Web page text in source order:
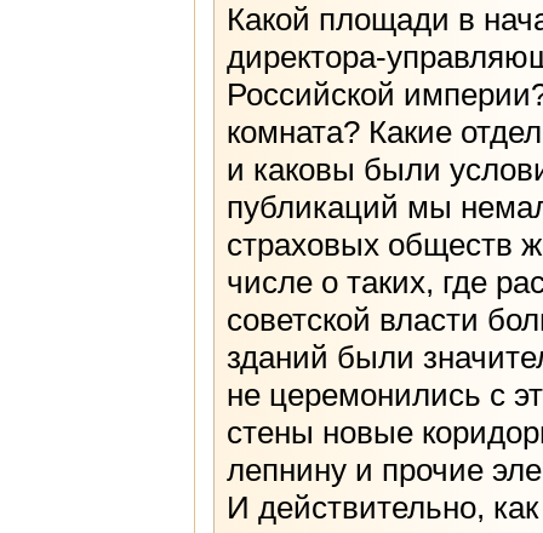
Какой площади в
директора-
Российской
комната? Какие
и каковы были
публикаций мы
страховых обществ
числе о таких, где
советской власти
зданий были
не церемонились с
стены новые
лепнину и прочие
И действительно,